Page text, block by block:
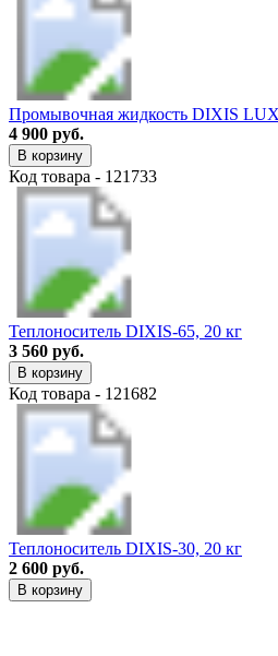
Промывочная жидкость DIXIS LUX
4 900 руб.
В корзину
Код товара - 121733
Теплоноситель DIXIS-65, 20 кг
3 560 руб.
В корзину
Код товара - 121682
Теплоноситель DIXIS-30, 20 кг
2 600 руб.
В корзину